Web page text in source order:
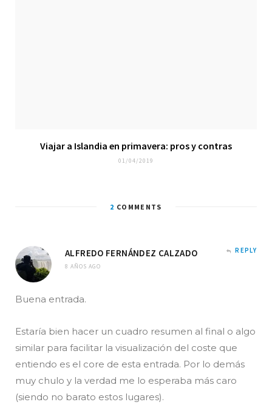
Viajar a Islandia en primavera: pros y contras
01/04/2019
2 COMMENTS
ALFREDO FERNÁNDEZ CALZADO
8 AÑOS AGO
REPLY
Buena entrada.
Estaría bien hacer un cuadro resumen al final o algo
similar para facilitar la visualización del coste que
entiendo es el core de esta entrada. Por lo demás
muy chulo y la verdad me lo esperaba más caro
(siendo no barato estos lugares).